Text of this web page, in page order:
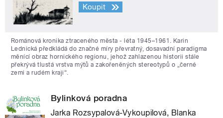
Koupit
Románová kronika ztraceného města - léta 1945–1961. Karin
Lednická předkládá do značné míry převratný, dosavadní paradigma
měnící obraz hornického regionu, jehož zahlazenou historii stále
překrývá tlustá vrstva mýtů a zakořeněných stereotypů o „černé
zemi a rudém kraji“.
Bylinková poradna
Jarka Rozsypalová-Vykoupilová, Blanka